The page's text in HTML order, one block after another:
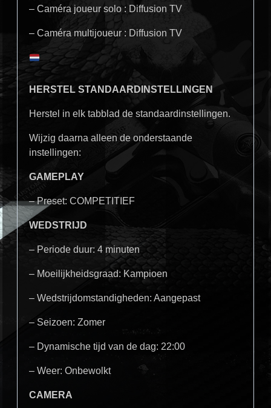
– Caméra joueur solo : Diffusion TV
– Caméra multijoueur : Diffusion TV
HERSTEL STANDAARDINSTELLINGEN
Herstel in elk tabblad de standaardinstellingen.
Wijzig daarna alleen de onderstaande
instellingen:
GAMEPLAY
– Preset: COMPETITIEF
WEDSTRIJD
– Periode duur: 4 minuten
– Moeilijkheidsgraad: Kampioen
– Wedstrijdomstandigheden: Aangepast
– Seizoen: Zomer
– Dynamische tijd van de dag: 22:00
– Weer: Onbewolkt
CAMERA